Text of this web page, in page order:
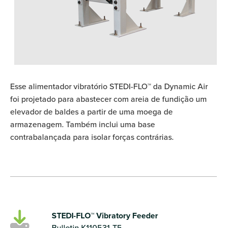
Esse alimentador vibratório STEDI-FLO™ da Dynamic Air
foi projetado para abastecer com areia de fundição um
elevador de baldes a partir de uma moega de
armazenagem. Também inclui uma base
contrabalançada para isolar forças contrárias.
STEDI-FLO™ Vibratory Feeder